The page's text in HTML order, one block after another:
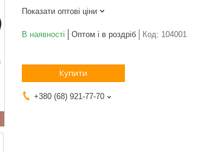
Показати оптові ціни
В наявності Оптом і в роздріб Код: 104001
Купити
+380 (68) 921-77-70